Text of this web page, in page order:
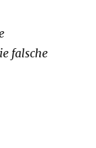
falsche